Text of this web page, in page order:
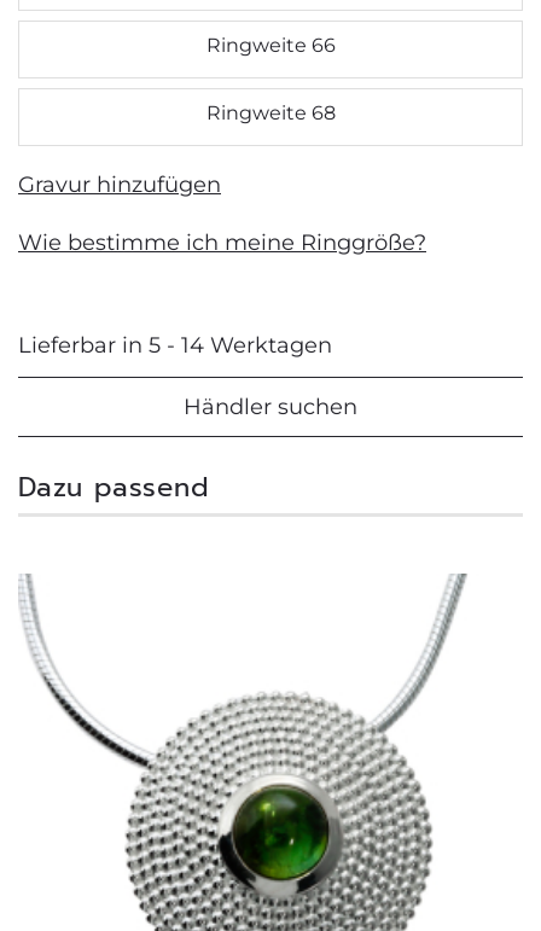
Ringweite 66
Ringweite 68
Gravur hinzufügen
Wie bestimme ich meine Ringgröße?
Lieferbar in 5 - 14 Werktagen
Händler suchen
Dazu passend